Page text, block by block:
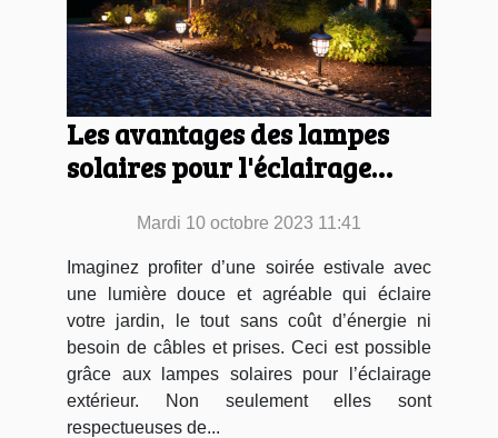
Les avantages des lampes
solaires pour l'éclairage
Mardi 10 octobre 2023 11:41
Imaginez profiter d’une soirée estivale avec
une lumière douce et agréable qui éclaire
votre jardin, le tout sans coût d’énergie ni
besoin de câbles et prises. Ceci est possible
grâce aux lampes solaires pour l’éclairage
extérieur. Non seulement elles sont
respectueuses de...